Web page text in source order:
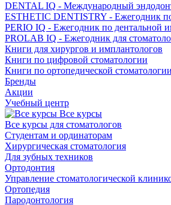
DENTAL IQ - Международный
ESTHETIC DENTISTRY - Ежегодник по
PERIO IQ - Ежегодник по дентальной
PROLAB IQ - Ежегодник для
Книги для хирургов и имплантологов
Книги по цифровой стоматологии
Книги по ортопедической стоматологии
Бренды
Акции
Учебный центр
Все курсы
Все курсы для стоматологов
Студентам и ординаторам
Хирургическая стоматология
Для зубных техников
Ортодонтия
Управление стоматологической
Ортопедия
Пародонтология